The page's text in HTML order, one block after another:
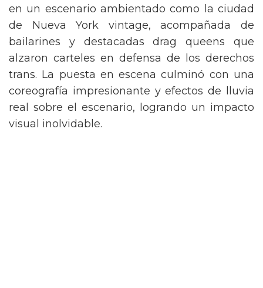
en un escenario ambientado como la ciudad
de Nueva York vintage, acompañada de
bailarines y destacadas drag queens que
alzaron carteles en defensa de los derechos
trans. La puesta en escena culminó con una
coreografía impresionante y efectos de lluvia
real sobre el escenario, logrando un impacto
visual inolvidable.